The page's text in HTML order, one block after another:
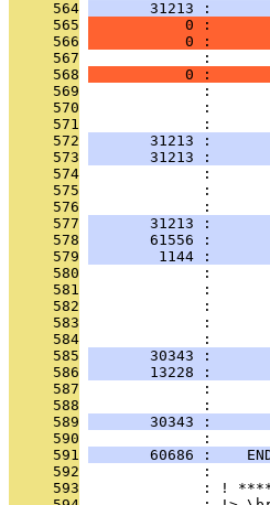
     564
31213 :
     565
0 :
     566
0 :
     567
:
     568
0 :
     569
:
     570
:
     571
              :
     572
31213 :
     573
31213 :
     574
:
     575
:
     576
:
     577
31213 :
     578
61556 :
     579
1144 :
     580
:
     581
              :
     582
:
     583
              :
     584
:
     585
30343 :
     586
13228 :
     587
              :
     588
:
     589
30343 :
     590
              :
     591
60686 :
     592
              :
     593
: !